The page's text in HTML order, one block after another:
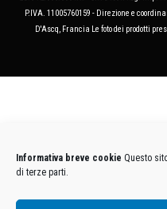
Informativa breve cookie Questo
di terze parti.
P.IVA. 11005760159 - Direzione e
D'Ascq, Francia Le foto dei prodotti